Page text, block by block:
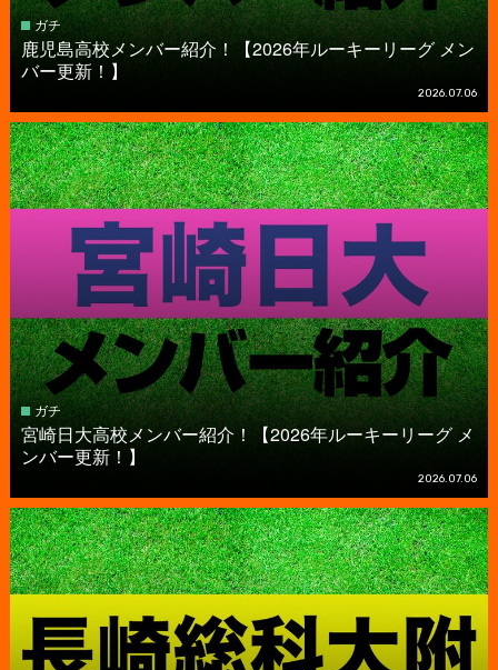
ガチ
鹿児島高校メンバー紹介！【2026年ルーキーリーグ メン
バー更新！】
2026.07.06
ガチ
宮崎日大高校メンバー紹介！【2026年ルーキーリーグ メ
ンバー更新！】
2026.07.06